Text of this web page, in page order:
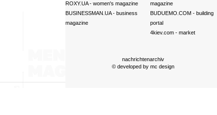
ROXY.UA- women's magazine
BUSINESSMAN.UA- business
magazine
magazine
BUDUEMO.COM- building
portal
4kiev.com- market
nachrichtenarchiv
© developed by mc design